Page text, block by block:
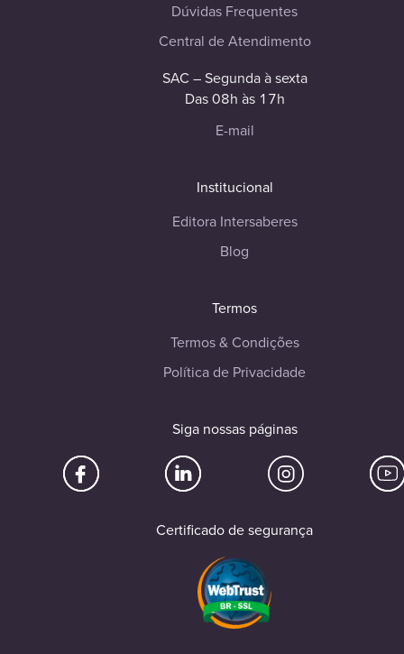
Dúvidas Frequentes
Central de Atendimento
SAC – Segunda à sexta
Das 08h às 17h
E-mail
Institucional
Editora Intersaberes
Blog
Termos
Termos & Condições
Política de Privacidade
Siga nossas páginas
Certificado de segurança